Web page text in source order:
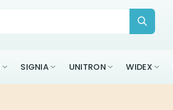
SIGNIA UNITRON WIDEX